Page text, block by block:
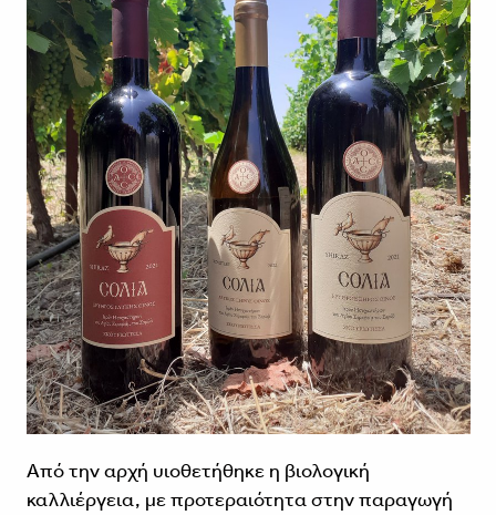
Από την αρχή υιοθετήθηκε η βιολογική
καλλιέργεια, με προτεραιότητα στην παραγωγή